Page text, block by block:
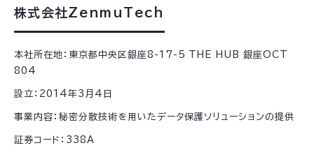
株式会社ZenmuTech
本社所在地：東京都中央区銀座8-17-5 THE HUB 銀座OCT
804
設立：2014年3月4日
事業内容：秘密分散技術を用いたデータ保護ソリューションの提供
証券コード：338A